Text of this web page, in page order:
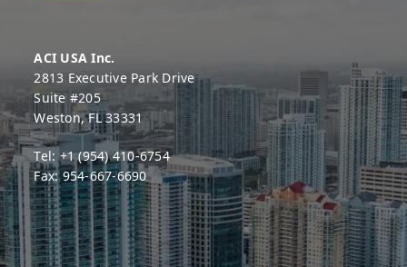
ACI USA Inc.
2813 Executive Park Drive
Suite #205
Weston, FL 33331
Tel: +1 (954) 410-6754
Fax: 954-667-6690